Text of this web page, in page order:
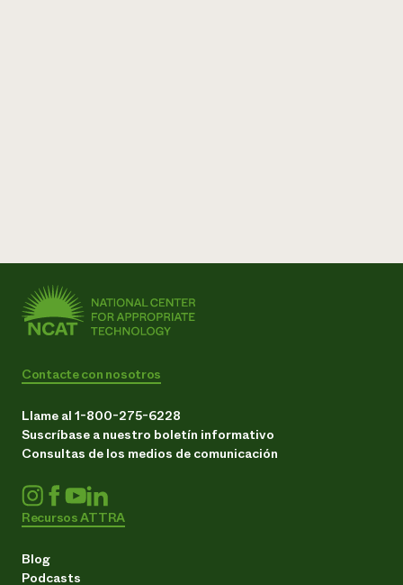
Contacte con nosotros
Llame al 1-800-275-6228
Suscríbase a nuestro boletín informativo
Consultas de los medios de comunicación
Recursos ATTRA
Blog
Podcasts